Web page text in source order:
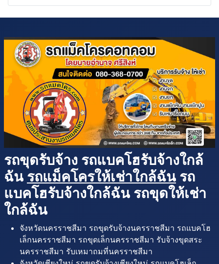
รถขุดรับจ้าง รถแบคโฮรับจ้างใกล้
ฉัน รถแม็คโครให้เช่าใกล้ฉัน รถ
แบคโฮรับจ้างใกล้ฉัน รถขุดให้เช่า
ใกล้ฉัน
จังหวัดนครราชสีมา รถขุดรับจ้างนครราชสีมา รถแบคโฮ
เล็กนครราชสีมา รถขุดเล็กนครราชสีมา รับจ้างขุดสระ
นครราชสีมา รับเหมาถมที่นครราชสีมา